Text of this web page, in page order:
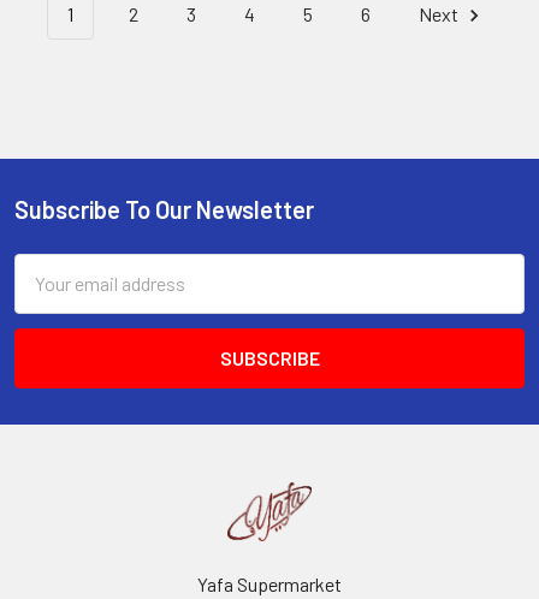
1 2 3 4 5 6 Next
Footer
Subscribe To Our Newsletter
Address
Yafa Supermarket